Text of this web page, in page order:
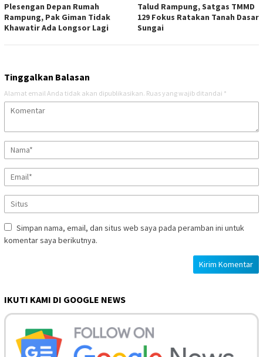
Plesengan Depan Rumah
Rampung, Pak Giman Tidak
Khawatir Ada Longsor Lagi
Talud Rampung, Satgas TMMD
129 Fokus Ratakan Tanah Dasar
Sungai
Tinggalkan Balasan
Alamat email Anda tidak akan dipublikasikan. Ruas yang wajib ditandai *
Simpan nama, email, dan situs web saya pada peramban ini untuk
komentar saya berikutnya.
IKUTI KAMI DI GOOGLE NEWS